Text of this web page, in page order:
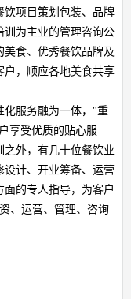
饮项目策划包装、品牌
训为主业的管理咨询公
美食、优秀餐饮品牌及
户，顺应各地美食共享
化服务融为一体，"重
享受优质的贴心服
外，有几十位餐饮业
设计、开业筹备、运营
的专人指导，为客户
、运营、管理、咨询